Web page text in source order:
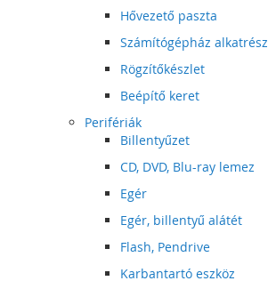
Hővezető paszta
Számítógépház alkatrész
Rögzítőkészlet
Beépítő keret
Perifériák
Billentyűzet
CD, DVD, Blu-ray lemez
Egér
Egér, billentyű alátét
Flash, Pendrive
Karbantartó eszköz